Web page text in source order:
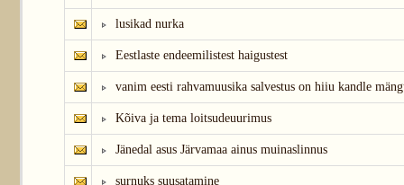
lusikad nurka
Eestlaste endeemilistest haigustest
vanim eesti rahvamuusika salvestus on hiiu kandle
Kõiva ja tema loitsudeuurimus
Jänedal asus Järvamaa ainus muinaslinnus
surnuks suusatamine